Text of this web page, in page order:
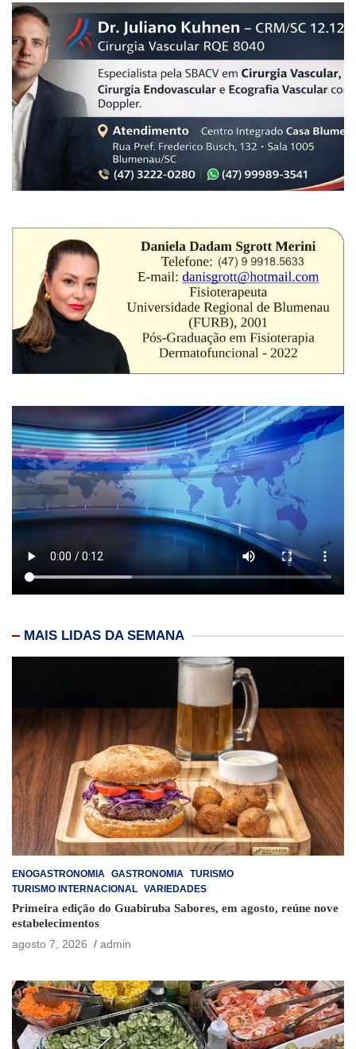
MAIS LIDAS DA SEMANA
ENOGASTRONOMIA GASTRONOMIA TURISMO
TURISMO INTERNACIONAL VARIEDADES
Primeira edição do Guabiruba Sabores, em agosto, reúne nove
estabelecimentos
agosto 7, 2026
admin